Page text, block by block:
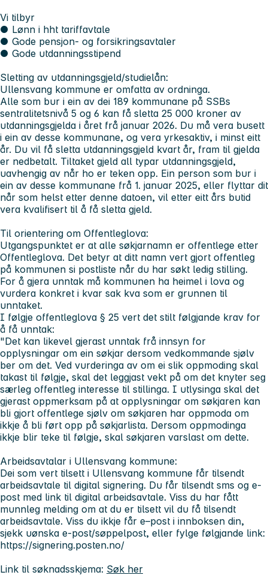
Vi tilbyr
● Lønn i hht tariffavtale
● Gode pensjon- og forsikringsavtaler
● Gode utdanningsstipend
Sletting av utdanningsgjeld/studielån:
Ullensvang kommune er omfatta av ordninga.
Alle som bur i ein av dei 189 kommunane på SSBs
sentralitetsnivå 5 og 6 kan få sletta 25 000 kroner av
utdanningsgjelda i året frå januar 2026. Du må vera busett
i ein av desse kommunane, og vera yrkesaktiv, i minst eitt
år. Du vil få sletta utdanningsgjeld kvart år, fram til gjelda
er nedbetalt. Tiltaket gjeld all typar utdanningsgjeld,
uavhengig av når ho er teken opp. Ein person som bur i
ein av desse kommunane frå 1. januar 2025, eller flyttar dit
når som helst etter denne datoen, vil etter eitt års butid
vera kvalifisert til å få sletta gjeld.
Til orientering om Offentleglova:
Utgangspunktet er at alle søkjarnamn er offentlege etter
Offentleglova. Det betyr at ditt namn vert gjort offentleg
på kommunen si postliste når du har søkt ledig stilling.
For å gjera unntak må kommunen ha heimel i lova og
vurdera konkret i kvar sak kva som er grunnen til
unntaket.
I følgje offentleglova § 25 vert det stilt følgjande krav for
å få unntak:
"Det kan likevel gjerast unntak frå innsyn for
opplysningar om ein søkjar dersom vedkommande sjølv
ber om det. Ved vurderinga av om ei slik oppmoding skal
takast til følgje, skal det leggjast vekt på om det knyter seg
særleg offentleg interesse til stillinga. I utlysinga skal det
gjerast oppmerksam på at opplysningar om søkjaren kan
bli gjort offentlege sjølv om søkjaren har oppmoda om
ikkje å bli ført opp på søkjarlista. Dersom oppmodinga
ikkje blir teke til følgje, skal søkjaren varslast om dette.
Arbeidsavtalar i Ullensvang kommune:
Dei som vert tilsett i Ullensvang kommune får tilsendt
arbeidsavtale til digital signering. Du får tilsendt sms og e-
post med link til digital arbeidsavtale. Viss du har fått
munnleg melding om at du er tilsett vil du få tilsendt
arbeidsavtale. Viss du ikkje får e–post i innboksen din,
sjekk uønska e-post/søppelpost, eller fylge følgjande link:
https://signering.posten.no/
Link til søknadsskjema: Søk her